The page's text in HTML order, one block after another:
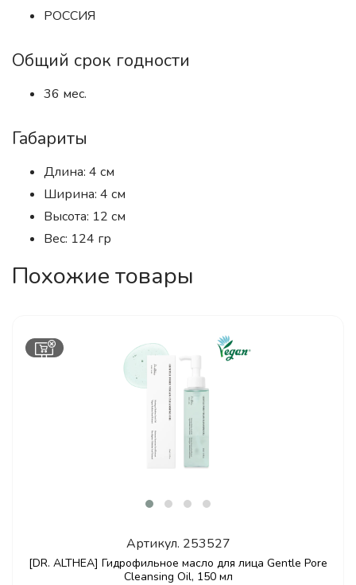
РОССИЯ
Общий срок годности
36 мес.
Габариты
Длина: 4 см
Ширина: 4 см
Высота: 12 см
Вес: 124 гр
Похожие товары
Артикул. 253527
[DR. ALTHEA] Гидрофильное масло для лица Gentle Pore
Cleansing Oil, 150 мл